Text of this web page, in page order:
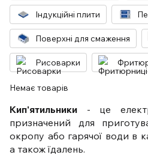
Індукційні плити
Поверхні для смаження
Рисоварки
Немає товарів
Кип'ятильники - це
призначений для
окропу або гарячої води в
а також їдалень.